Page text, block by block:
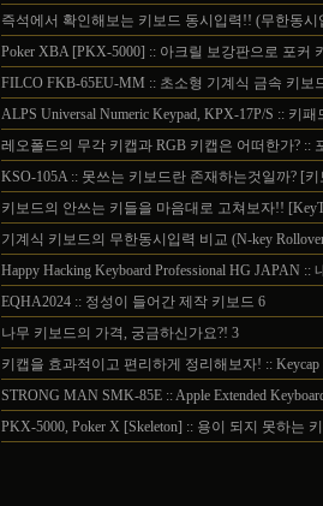
즉석에서 확인해보는 키보드 동시입력!! (무한동시
Poker XBA [PKX-5000] :: 아크릴 보강판으로 포커
FILCO FKB-65EU-MM :: 초소형 기계식 금속 키보
ALPS Universal Numeric Keypad, KPX-17P/S :: 키
레오폴드의 무각 키캡과 RGB 키캡은 어떠한가? ::
KSO-105A :: 못쓰는 키보드란 존재하는것일까? [
키보드의 안쓰는 키들을 마음대로 고쳐보자!!
기계식 키보드의 무한동시입력 비교 (N-key
Happy Hacking Keyboard Professional HG JAPAN
EQHA2024 :: 정성이 들어간 제작 키보드 6
나무 키보드의 가격, 궁금하신가요?! 3
키캡을 효과적이고 편리하게 정리해보자! :: Keycap
STRONG MAN SMK-85E :: Apple Extended
PKX-5000, Poker X [Skeleton] :: 용이 되지 못하는